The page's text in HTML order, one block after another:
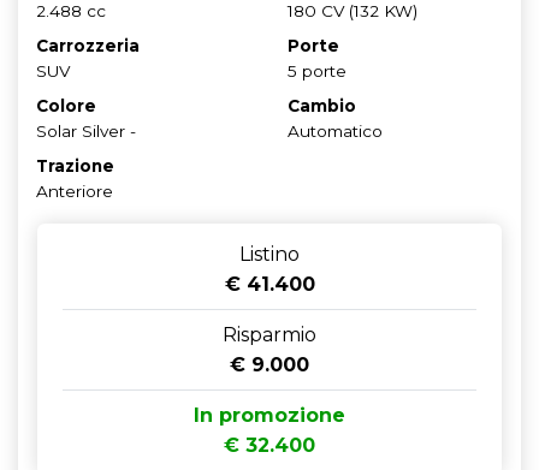
2.488 cc
180 CV (132 KW)
Carrozzeria
SUV
Porte
5 porte
Colore
Solar Silver -
Cambio
Automatico
Trazione
Anteriore
Listino
€ 41.400
Risparmio
€ 9.000
In promozione
€ 32.400